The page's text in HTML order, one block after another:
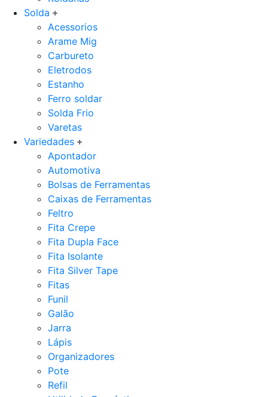
Solda
Acessorios
Arame Mig
Carbureto
Eletrodos
Estanho
Ferro soldar
Solda Frio
Varetas
Variedades
Apontador
Automotiva
Bolsas de Ferramentas
Caixas de Ferramentas
Feltro
Fita Crepe
Fita Dupla Face
Fita Isolante
Fita Silver Tape
Fitas
Funil
Galão
Jarra
Lápis
Organizadores
Pote
Refil